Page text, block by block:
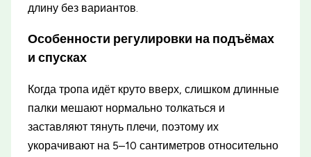
длину без вариантов.
Особенности регулировки на подъёмах
и спусках
Когда тропа идёт круто вверх, слишком длинные
палки мешают нормально толкаться и
заставляют тянуть плечи, поэтому их
укорачивают на 5–10 сантиметров относительно